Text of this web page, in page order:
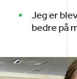
Jeg er
bedre på